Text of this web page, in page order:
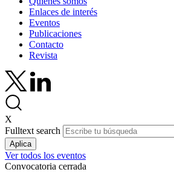
Enlaces de interés
Eventos
Publicaciones
Contacto
Revista
X
Fulltext search
Ver todos los eventos
Convocatoria cerrada